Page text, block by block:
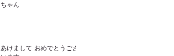
ちゃん
あけまして おめでとうござ